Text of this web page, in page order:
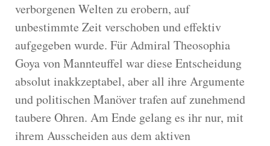
verborgenen Welten zu erobern, auf
unbestimmte Zeit verschoben und effektiv
aufgegeben wurde. Für Admiral Theosophia
Goya von Mannteuffel war diese Entscheidung
absolut inakkzeptabel, aber all ihre Argumente
und politischen Manöver trafen auf zunehmend
taubere Ohren. Am Ende gelang es ihr nur, mit
ihrem Ausscheiden aus dem aktiven